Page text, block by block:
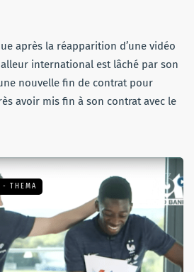
après la réapparition d’une vidéo
international est lâché par son
nouvelle fin de contrat pour
avoir mis fin à son contrat avec le
- THEMA